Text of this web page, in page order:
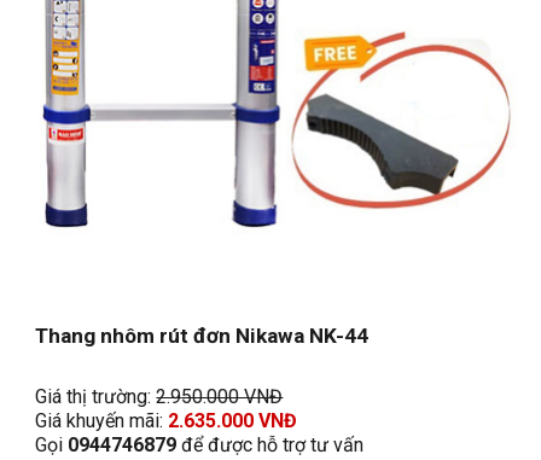
Thang nhôm rút đơn Nikawa NK-44
Giá thị trường: 2.950.000 VNĐ
Giá khuyến mãi: 2.635.000 VNĐ
Gọi 0944746879 để được hỗ trợ tư vấn